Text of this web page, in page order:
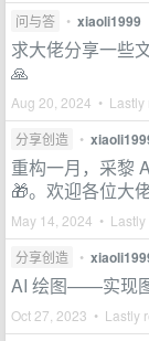
问与答 • xiaoli1999
求大佬分享一些
🙏
Aug 20, 2024 • Lastly
分享创造 •
重构一月，采黎
🎁。欢迎各位大
May 14, 2024 •
分享创造 •
AI 绘图——实现
Oct 27, 2023 • Lastly